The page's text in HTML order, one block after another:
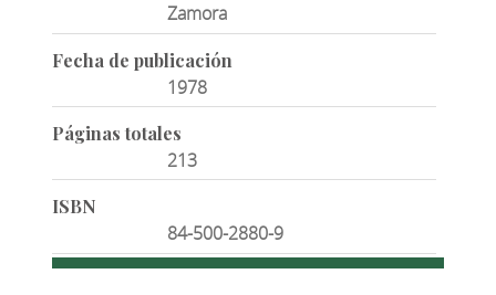
Zamora
Fecha de publicación
1978
Páginas totales
213
ISBN
84-500-2880-9